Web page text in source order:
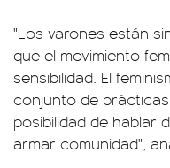
"Los varones están
que el movimiento
sensibilidad. El
conjunto de
posibilidad de hablar
armar comunidad",